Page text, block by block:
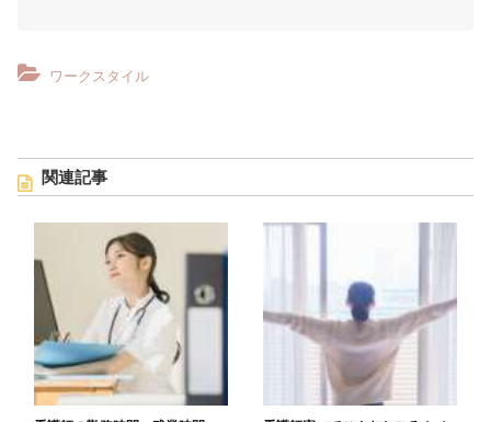
ワークスタイル
関連記事